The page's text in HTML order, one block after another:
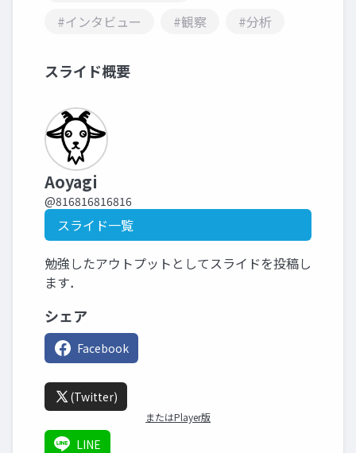
#インタビュー
#観察 #分析
スライド概要
Aoyagi
@816816816816
スライド一覧
勉強したアウトプットとしてスライドを投稿し
ます．
シェア
Facebook
(Twitter)
またはPlayer版
LINE